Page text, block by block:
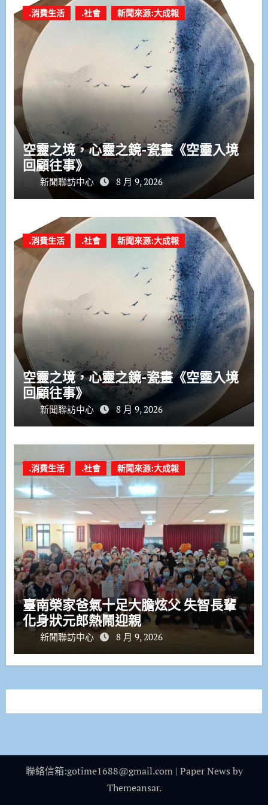
.消費生活 .社會 新聞來源:大成報
空靈之境，心靈之鏡-瓷畫《空𩆜入境
回顧往事》
新聞聯訪中心 8 月 9, 2026
.消費生活 .社會 新聞來源:大成報
空靈之境，心靈之鏡-瓷畫《空𩆜入境
回顧往事》
新聞聯訪中心 8 月 9, 2026
.消費生活 .社會 新聞來源:大成報
臺南榮家爸氣十足大膽炫父 失智長輩
化身狀元郎熱鬧迎親
新聞聯訪中心 8 月 9, 2026
聯絡信箱:gotime1688@gmail.com | Paper News by
Themeansar.